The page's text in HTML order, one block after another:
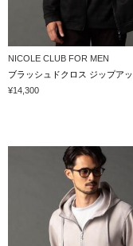
NICOLE CLUB FOR MEN
¥14,300